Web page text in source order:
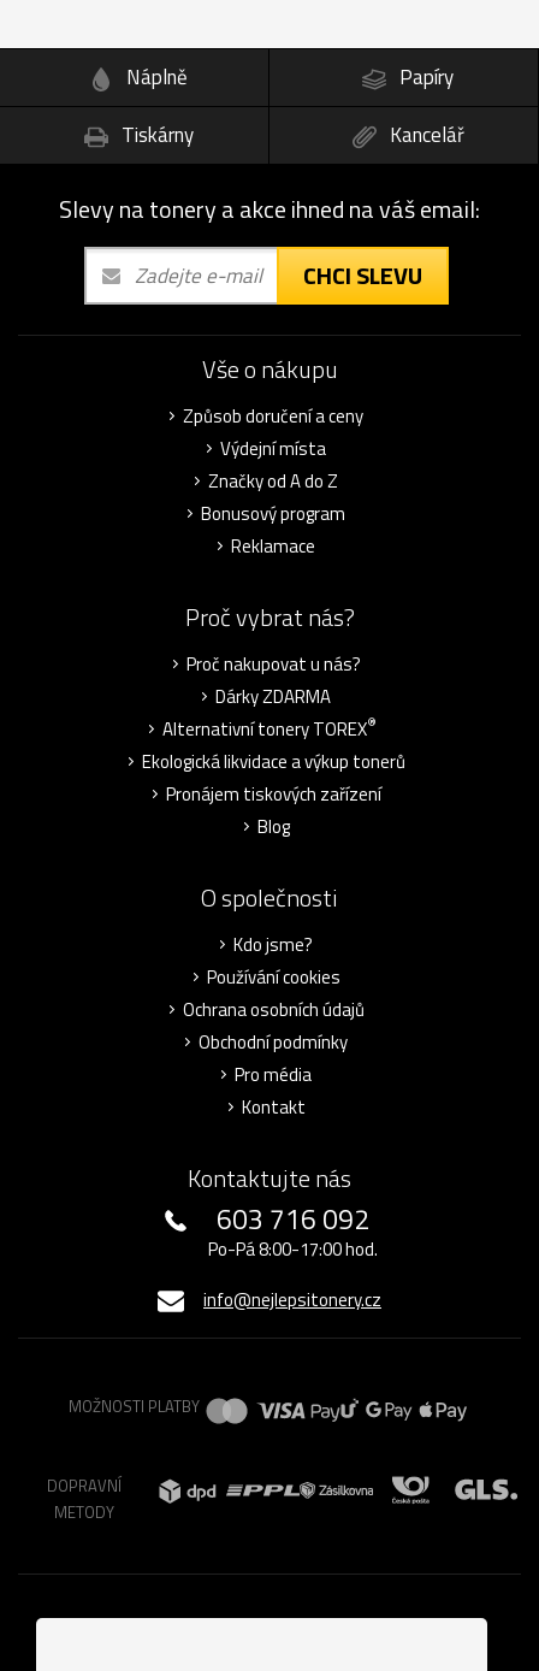
Náplně
Papíry
Tiskárny
Kancelář
Slevy na tonery a akce ihned na váš email:
CHCI SLEVU
Vše o nákupu
Způsob doručení a ceny
Výdejní místa
Značky od A do Z
Bonusový program
Reklamace
Proč vybrat nás?
Proč nakupovat u nás?
Dárky ZDARMA
Alternativní tonery TOREX®
Ekologická likvidace a výkup tonerů
Pronájem tiskových zařízení
Blog
O společnosti
Kdo jsme?
Používání cookies
Ochrana osobních údajů
Obchodní podmínky
Pro média
Kontakt
Kontaktujte nás
603 716 092
Po-Pá 8:00-17:00 hod.
info@nejlepsitonery.cz
MOŽNOSTI PLATBY
DOPRAVNÍ
METODY